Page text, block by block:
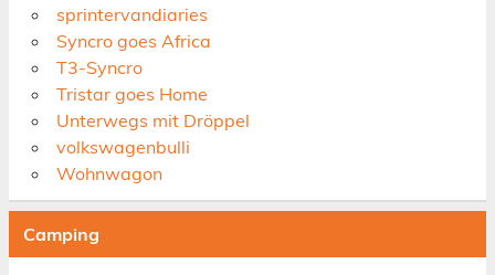
sprintervandiaries
Syncro goes Africa
T3-Syncro
Tristar goes Home
Unterwegs mit Dröppel
volkswagenbulli
Wohnwagon
Camping